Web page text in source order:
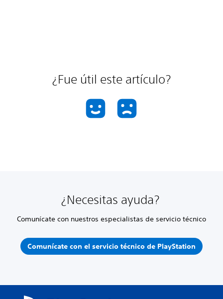
¿Fue útil este artículo?
¿Necesitas ayuda?
Comunícate con nuestros especialistas de servicio técnico
Comunícate con el servicio técnico de PlayStation